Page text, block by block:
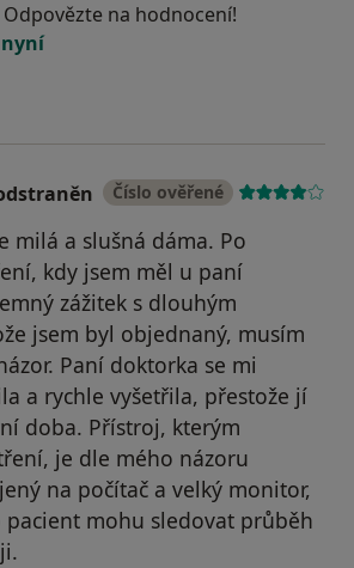
na hodnocení!
Číslo ověřené
milá a slušná dáma. Po
kdy jsem měl u paní
zážitek s dlouhým
jsem byl objednaný, musím
Paní doktorka se mi
a rychle vyšetřila, přestože jí
doba. Přístroj, kterým
je dle mého názoru
na počítač a velký monitor,
mohu sledovat průběh